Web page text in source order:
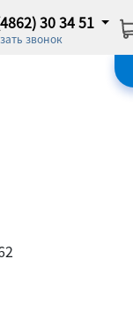
30 34 51
звонок